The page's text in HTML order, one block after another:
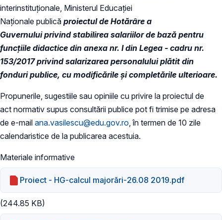
interinstituționale, Ministerul Educaţiei
Naţionale publică proiectul de Hotărâre a
Guvernului privind stabilirea salariilor de bază pentru
funcţiile didactice din anexa nr. I din Legea - cadru nr.
153/2017 privind salarizarea personalului plătit din
fonduri publice, cu modificările și completările ulterioare.
Propunerile, sugestiile sau opiniile cu privire la proiectul de
act normativ supus consultării publice pot fi trimise pe adresa
de e-mail ana.vasilescu@edu.gov.ro , în termen de 10 zile
calendaristice de la publicarea acestuia.
Materiale informative
Proiect - HG-calcul majorări-26.08 2019.pdf
(244.85 KB)